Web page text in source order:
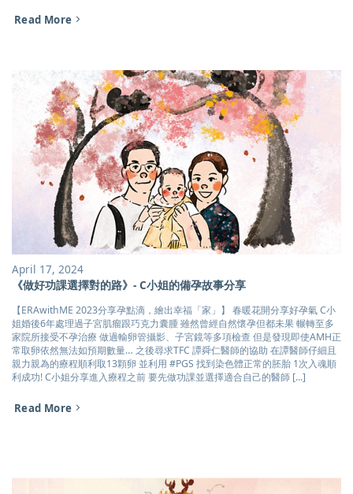
Read More
April 17, 2024
《做好功課選擇對的路》- C小姐的備孕故事分享
【ERAwithME 2023分享孕點滴，繪出幸福「家」】 春暖花開分享好孕氣 C小
姐婚後6年處理過子宮肌瘤跟巧克力囊腫 雖然曾經自然懷孕但都未果 輾轉至多
家院所接受不孕治療 做過輸卵管攝影、子宮鏡等多項檢查 但是發現即使AMH正
常取卵依然無法如預期數量… 之後尋求TFC 譚舜仁醫師的協助 在譚醫師仔細且
親力親為的療程順利取13顆卵 並利用 #PGS 找到染色體正常的胚胎 1次入魂順
利成功! C小姐分享進入療程之前 要先做功課並選擇適合自己的醫師 [...]
Read More